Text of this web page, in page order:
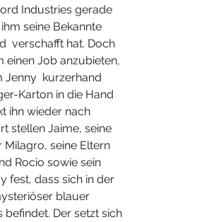
Industries gerade
seine Bekannte
verschafft hat. Doch
einen Job anzubieten,
Jenny  kurzerhand
Karton in die Hand
ihn wieder nach
stellen Jaime, seine
Milagro, seine Eltern
Rocio sowie sein
fest, dass sich in der
blauer
befindet. Der setzt sich